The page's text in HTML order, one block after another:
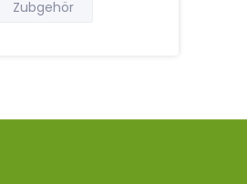
Zubgehör